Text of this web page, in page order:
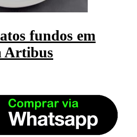
fundos em
Artibus